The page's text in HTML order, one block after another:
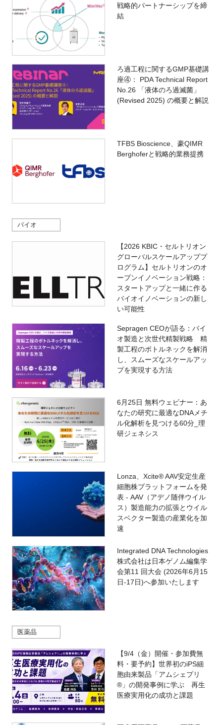
戦略的パートナーシップを締
結
ろ過工程に関するGMP基礎講
座④： PDA Technical Report
No.26 「液体のろ過滅菌」
(Revised 2025) の概要と解説
TFBS Bioscience、豪QIMR
Berghoferと戦略的業務提携
バイオ
【2026 KBIC・セルトリオン
グローバルスケールアッププ
ログラム】セルトリオンのオ
ープンイノベーション戦略：
スタートアップと一緒に作る
バイオイノベーションの新し
い可能性
Sepragen CEOが語る：バイ
オ製造と次世代精製戦略 精
製工程のボトルネックを解消
し、スムーズなスケールアッ
プを実現する方法
6月25日 無料ウェビナー：あ
なたの研究に最適なDNAメチ
ル化解析を見つける60分_理
研ジェネシス
Lonza、Xcite® AAV安定生産
細胞株プラットフォームを発
表 - AAV（アデノ随伴ウイル
ス）製造能力の拡張とウイル
スベクター製造の産業化を加
速
Integrated DNA Technologies
株式会社は日本ゲノム編集学
会第11 回大会 (2026年6月15
日-17日)へ参加いたします
医薬品
【9/4（金）開催・参加費無
料・要予約】世界初のiPS細
胞由来製品「アムシェプリ
®」の開発事例に学ぶ 再生
医療実用化の成功と課題